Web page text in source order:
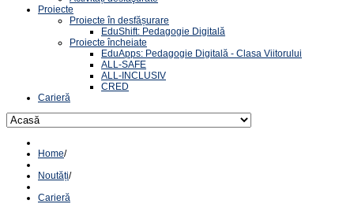
Proiecte
Proiecte în desfășurare
EduShift: Pedagogie Digitală
Proiecte încheiate
EduApps: Pedagogie Digitală - Clasa Viitorului
ALL-SAFE
ALL-INCLUSIV
CRED
Carieră
Home/
Noutăți/
Carieră